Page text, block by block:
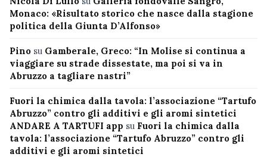
Monaco: «Risultato storico che nasce dalla stagione
politica della Giunta D’Alfonso»
Pino su Gamberale, Greco: “In Molise si continua a
viaggiare su strade dissestate, ma poi si va in
Abruzzo a tagliare nastri”
Fuori la chimica dalla tavola: l’associazione “Tartufo
Abruzzo” contro gli additivi e gli aromi sintetici
ANDARE A TARTUFI app su Fuori la chimica dalla
tavola: l’associazione “Tartufo Abruzzo” contro gli
additivi e gli aromi sintetici